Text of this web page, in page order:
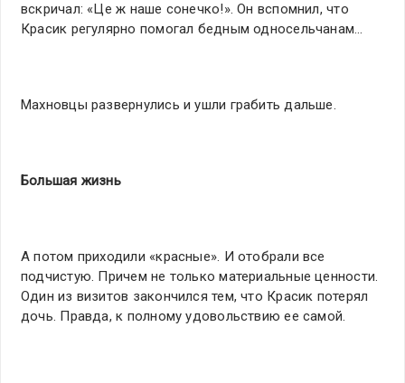
вскричал: «Це ж наше сонечко!». Он вспомнил, что
Красик регулярно помогал бедным односельчанам…
Махновцы развернулись и ушли грабить дальше.
Большая жизнь
А потом приходили «красные». И отобрали все
подчистую. Причем не только материальные ценности.
Один из визитов закончился тем, что Красик потерял
дочь. Правда, к полному удовольствию ее самой.